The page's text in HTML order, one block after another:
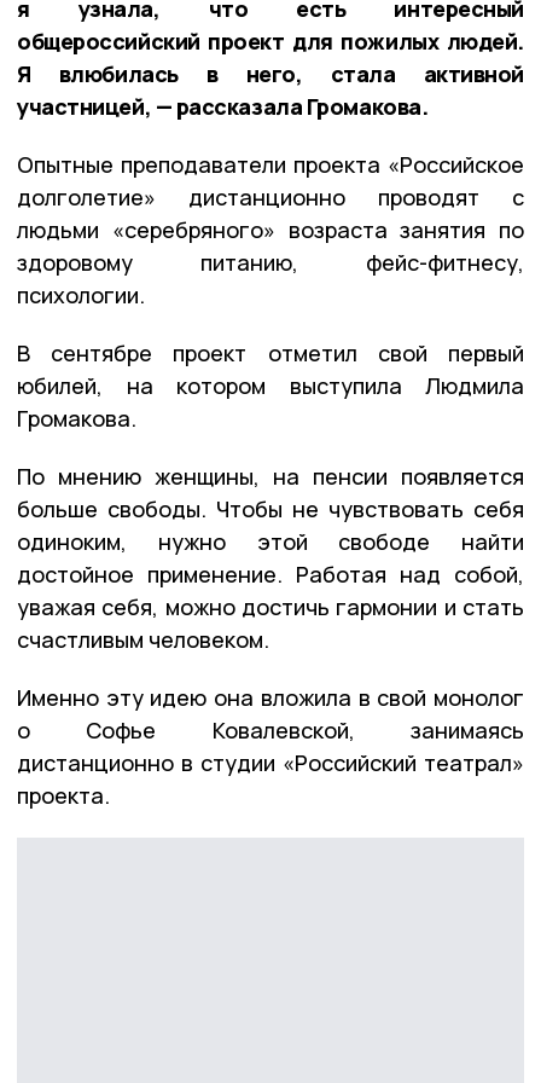
я узнала, что есть интересный
общероссийский проект для пожилых людей.
Я влюбилась в него, стала активной
участницей, — рассказала Громакова.
Опытные преподаватели проекта «Российское
долголетие» дистанционно проводят с
людьми «серебряного» возраста занятия по
здоровому питанию, фейс-фитнесу,
психологии.
В сентябре проект отметил свой первый
юбилей, на котором выступила Людмила
Громакова.
По мнению женщины, на пенсии появляется
больше свободы. Чтобы не чувствовать себя
одиноким, нужно этой свободе найти
достойное применение. Работая над собой,
уважая себя, можно достичь гармонии и стать
счастливым человеком.
Именно эту идею она вложила в свой монолог
о Софье Ковалевской, занимаясь
дистанционно в студии «Российский театрал»
проекта.